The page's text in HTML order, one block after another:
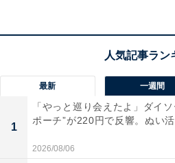
所在地：和歌山県西牟婁郡白浜
港より無料送迎バスあり（要予
料金
大人1名（参考価格）：2万5850
最新 一週間
1
「やっと巡り会えたよ」ダイ
ポーチ”が220円で反響。ぬい活
2026/08/06